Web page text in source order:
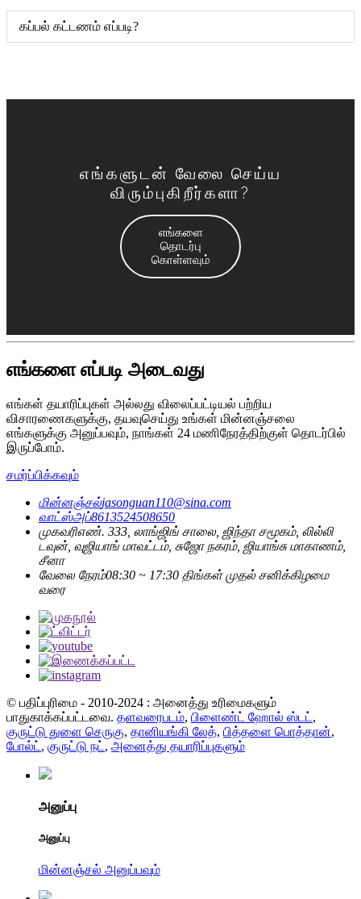
கப்பல் கட்டணம் எப்படி?
எங்களுடன் வேலை செய்ய
விரும்புகிறீர்களா?
எங்களை
தொடர்பு
கொள்ளவும்
எங்களை எப்படி அடைவது
எங்கள் தயாரிப்புகள் அல்லது விலைப்பட்டியல் பற்றிய
விசாரணைகளுக்கு, தயவுசெய்து உங்கள் மின்னஞ்சலை
எங்களுக்கு அனுப்பவும், நாங்கள் 24 மணிநேரத்திற்குள் தொடர்பில்
இருப்போம்.
சமர்ப்பிக்கவும்
மின்னஞ்சல்jasonguan110@sina.com
வாட்ஸ்அப்8613524508650
முகவரிஎண். 333, லாங்ஜிங் சாலை, ஜிந்தா சமூகம், லில்லி
டவுன், வுஜியாங் மாவட்டம், சுஜோ நகரம், ஜியாங்சு மாகாணம்,
சீனா
வேலை நேரம்08:30 ~ 17:30 திங்கள் முதல் சனிக்கிழமை
வரை
© பதிப்புரிமை - 2010-2024 : அனைத்து உரிமைகளும்
பாதுகாக்கப்பட்டவை. தளவரைபடம், பிளைண்ட் ஹோல் ஸ்டட் ,
குருட்டு துளை செருகு, தானியங்கி லேத், பித்தளை பொத்தான்,
போல்ட் , குருட்டு நட் , அனைத்து தயாரிப்புகளும்
அனுப்பு
அனுப்பு
மின்னஞ்சல் அனுப்பவும்